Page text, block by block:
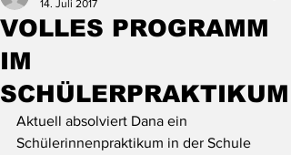
VOLLES PROGRAMM
IM
SCHÜLERPRAKTIKUM
14. Juli 2017
Aktuell absolviert Dana ein
Schülerinnenpraktikum in der Schule